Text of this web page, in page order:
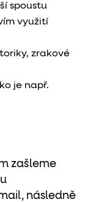
spoustu
využití
zrakové
je např.
zašleme
následně